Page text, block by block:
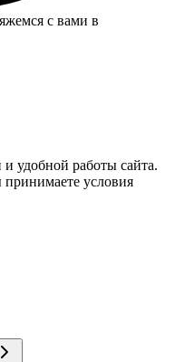
с вами в
удобной работы сайта.
принимаете условия